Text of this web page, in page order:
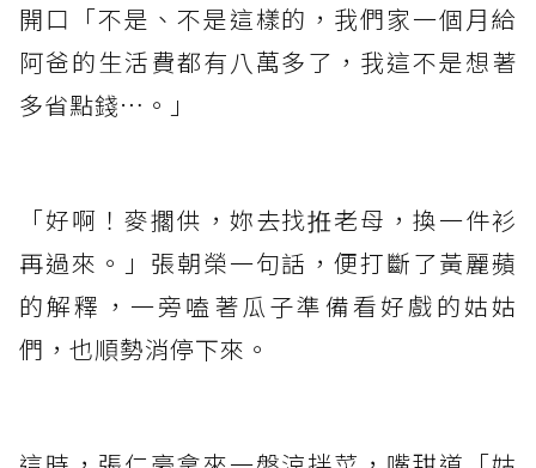
開口「不是、不是這樣的，我們家一個月給
阿爸的生活費都有八萬多了，我這不是想著
多省點錢…。」
「好啊！麥擱供，妳去找拰老母，換一件衫
再過來。」張朝榮一句話，便打斷了黃麗蘋
的解釋，一旁嗑著瓜子準備看好戲的姑姑
們，也順勢消停下來。